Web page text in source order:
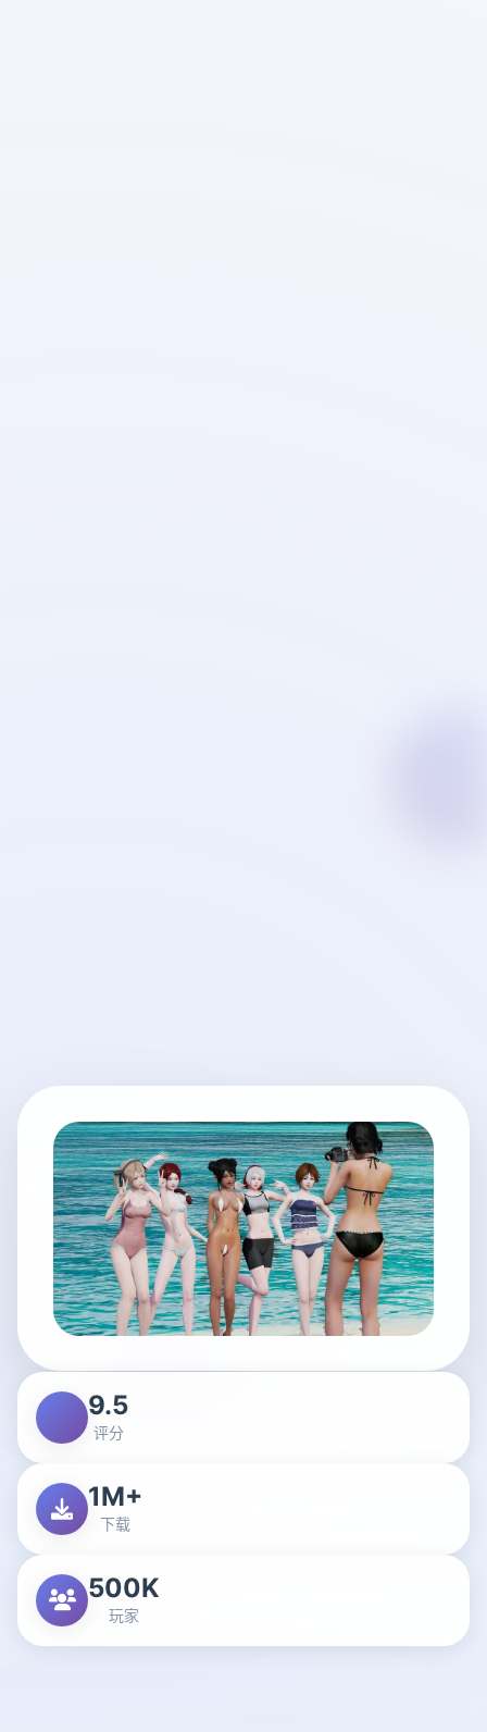
9.5
评分
1M+
下载
500K
玩家